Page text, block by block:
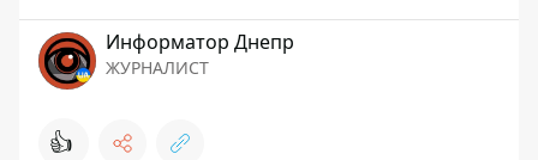
Информатор Днепр
ЖУРНАЛИСТ
👍